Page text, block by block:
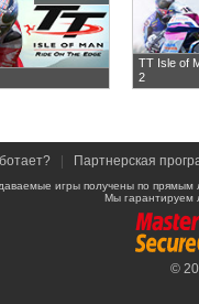
TT Isle of
2
Партнерская
игры получены по
Мы гарантируем
©